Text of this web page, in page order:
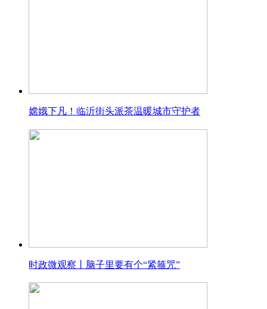
嫦娥下凡！临沂街头派茶温暖城市守护者
时政微观察丨脑子里要有个“紧箍咒”